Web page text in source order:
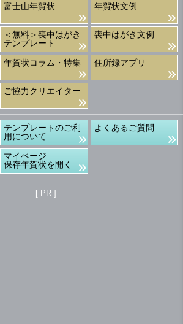
富士山年賀状 年賀状文例
＜無料＞喪中はがき
テンプレート
喪中はがき文例
年賀状コラム・特集 住所録アプリ
ご協力クリエイター
テンプレートのご利
用について
よくあるご質問
マイページ
保存年賀状を開く
[ PR ]